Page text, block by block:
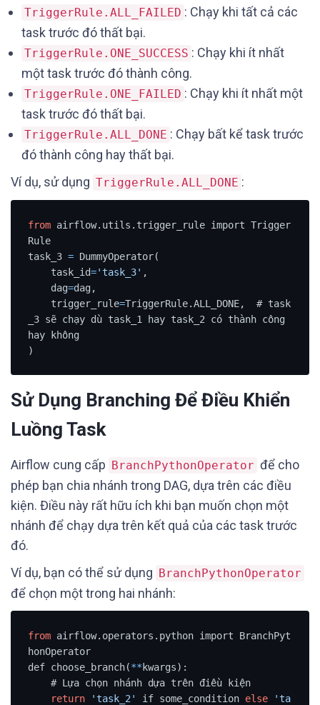
TriggerRule.ALL_FAILED : Chạy khi tất cả các
task trước đó thất bại.
TriggerRule.ONE_SUCCESS : Chạy khi ít nhất
một task trước đó thành công.
TriggerRule.ONE_FAILED : Chạy khi ít nhất một
task trước đó thất bại.
TriggerRule.ALL_DONE : Chạy bất kể task trước
đó thành công hay thất bại.
Ví dụ, sử dụng TriggerRule.ALL_DONE :
from airflow.utils.trigger_rule import Trigger
Rule
task_3 = DummyOperator(
    task_id
='task_3' ,
    dag
=dag,
    trigger_rule
=TriggerRule.ALL_DONE,  # task
_3 sẽ chạy dù task_1 hay task_2 có thành công
hay không
)
Sử Dụng Branching Để Điều Khiển
Luồng Task
Airflow cung cấp BranchPythonOperator để cho
phép bạn chia nhánh trong DAG, dựa trên các điều
kiện. Điều này rất hữu ích khi bạn muốn chọn một
nhánh để chạy dựa trên kết quả của các task trước
đó.
Ví dụ, bạn có thể sử dụng BranchPythonOperator
để chọn một trong hai nhánh:
from airflow.operators.python import BranchPyt
honOperator
def choose_branch(**kwargs):
return
'task_2' if some_condition else
'ta